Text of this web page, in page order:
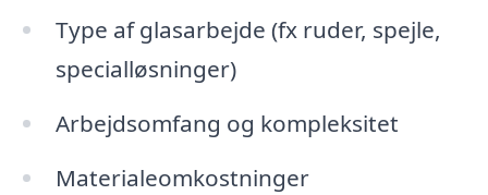
Type af glasarbejde (fx ruder, spejle,
specialløsninger)
Arbejdsomfang og kompleksitet
Materialeomkostninger